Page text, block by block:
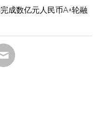
成数亿元人民币A+轮融